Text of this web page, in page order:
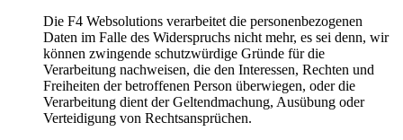
Die F4 Websolutions verarbeitet die personenbezogenen
Daten im Falle des Widerspruchs nicht mehr, es sei denn, wir
können zwingende schutzwürdige Gründe für die
Verarbeitung nachweisen, die den Interessen, Rechten und
Freiheiten der betroffenen Person überwiegen, oder die
Verarbeitung dient der Geltendmachung, Ausübung oder
Verteidigung von Rechtsansprüchen.